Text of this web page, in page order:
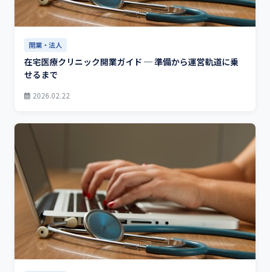
開業・法人
在宅医療クリニック開業ガイド ─ 準備から運営軌道に乗
せるまで
2026.02.22